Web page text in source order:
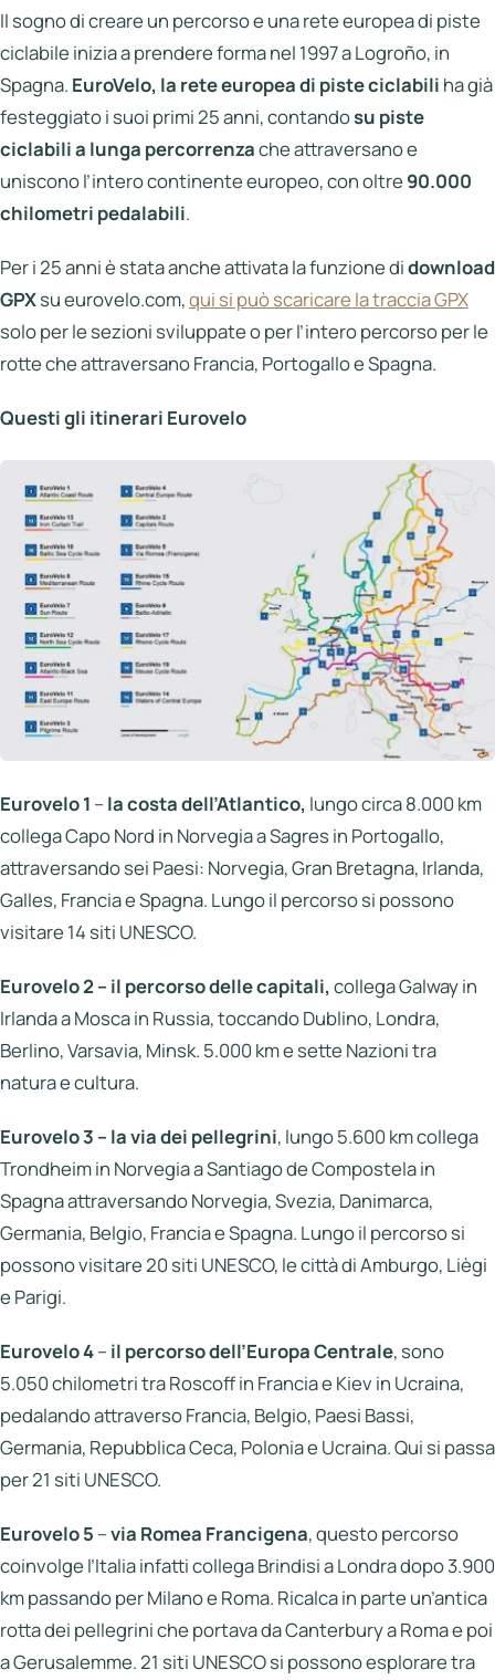
Italia
Northen
Italy
Center
Italy
Souther
Italy
Hotels
Unisciti
a
Login
Il sogno di creare un percorso e una rete europea di piste
ciclabile inizia a prendere forma nel 1997 a Logroño, in
Spagna. EuroVelo, la rete europea di piste ciclabili ha già
festeggiato i suoi primi 25 anni, contandosu piste
ciclabili a lunga percorrenzache attraversano e
uniscono l’intero continente europeo, con oltre 90.000
chilometri pedalabili.
Per i 25 anni è stata anche attivata la funzione didownload
GPXsueurovelo.com,qui si può scaricare la traccia GPX
solo per le sezioni sviluppate o per l’intero percorso per le
rotte che attraversano Francia, Portogallo e Spagna.
Questi gli itinerari Eurovelo
Eurovelo 1 – la costa dell’Atlantico, lungo circa 8.000 km
collega Capo Nord in Norvegia a Sagres in Portogallo,
attraversando sei Paesi: Norvegia, Gran Bretagna, Irlanda,
Galles, Francia e Spagna. Lungo il percorso si possono
visitare 14 siti UNESCO.
Eurovelo 2 – il percorso delle capitali, collega Galway in
Irlanda a Mosca in Russia, toccando Dublino, Londra,
Berlino, Varsavia, Minsk. 5.000 km e sette Nazioni tra
natura e cultura.
Eurovelo 3 – la via dei pellegrini, lungo 5.600 km collega
Trondheim in Norvegia a Santiago de Compostela in
Spagna attraversando Norvegia, Svezia, Danimarca,
Germania, Belgio, Francia e Spagna. Lungo il percorso si
possono visitare 20 siti UNESCO, le città di Amburgo, Liègi
e Parigi.
Eurovelo 4– il percorso dell’Europa Centrale, sono
5.050 chilometri tra Roscoff in Francia e Kiev in Ucraina,
pedalando attraverso Francia, Belgio, Paesi Bassi,
Germania, Repubblica Ceca, Polonia e Ucraina. Qui si passa
per 21 siti UNESCO.
Eurovelo 5 –via Romea Francigena, questo percorso
coinvolge l’Italia infatti collega Brindisi a Londra dopo 3.900
km passando per Milano e Roma. Ricalca in parte un’antica
rotta dei pellegrini che portava da Canterbury a Roma e poi
a Gerusalemme. 21 siti UNESCO si possono esplorare tra